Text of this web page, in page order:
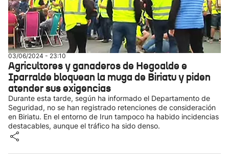
03/06/2024 - 23:10
Agricultores y ganaderos de Hegoalde e
Iparralde bloquean la muga de Biriatu y piden
atender sus exigencias
Durante esta tarde, según ha informado el Departamento de
Seguridad, no se han registrado retenciones de consideración
en Biriatu. En el entorno de Irun tampoco ha habido incidencias
destacables, aunque el tráfico ha sido denso.